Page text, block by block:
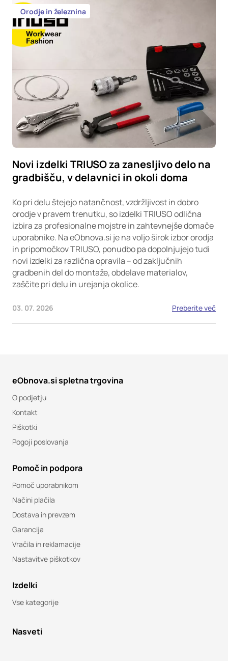
Orodje in železnina
Novi izdelki TRIUSO za zanesljivo delo na
gradbišču, v delavnici in okoli doma
Ko pri delu štejejo natančnost, vzdržljivost in dobro
orodje v pravem trenutku, so izdelki TRIUSO odlična
izbira za profesionalne mojstre in zahtevnejše domače
uporabnike. Na eObnova.si je na voljo širok izbor orodja
in pripomočkov TRIUSO, ponudbo pa dopolnjujejo tudi
novi izdelki za različna opravila – od zaključnih
gradbenih del do montaže, obdelave materialov,
zaščite pri delu in urejanja okolice.
03. 07. 2026 Preberite več
eObnova.si spletna trgovina
O podjetju
Kontakt
Piškotki
Pogoji poslovanja
Pomoč in podpora
Pomoč uporabnikom
Načini plačila
Dostava in prevzem
Garancija
Vračila in reklamacije
Nastavitve piškotkov
Izdelki
Vse kategorije
Nasveti